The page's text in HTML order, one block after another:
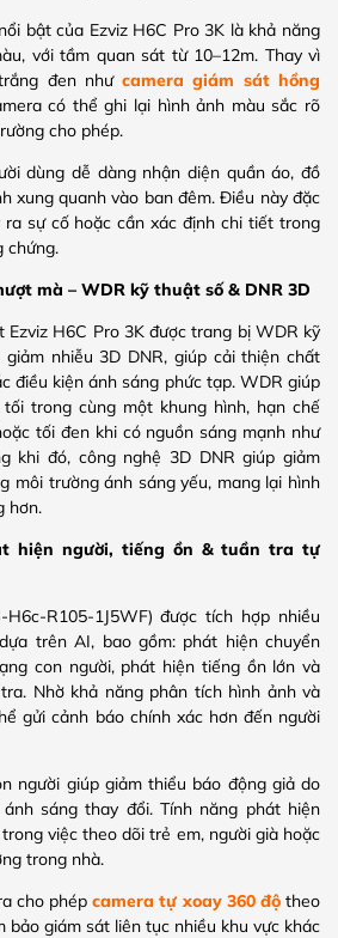
bật của Ezviz H6C Pro 3K là khả năng
với tầm quan sát từ 10–12m. Thay vì
đen nhưcamera giám sát hồng
có thể ghi lại hình ảnh màu sắc rõ
cho phép.
dùng dễ dàng nhận diện quần áo, đồ
xung quanh vào ban đêm. Điều này đặc
sự cố hoặc cần xác định chi tiết trong
chứng.
mà – WDR kỹ thuật số & DNR 3D
Ezviz H6C Pro 3K được trang bị WDR kỹ
nhiễu 3D DNR, giúp cải thiện chất
điều kiện ánh sáng phức tạp. WDR giúp
trong cùng một khung hình, hạn chế
tối đen khi có nguồn sáng mạnh như
khi đó, công nghệ 3D DNR giúp giảm
môi trường ánh sáng yếu, mang lại hình
hơn.
hiện người, tiếng ồn & tuần tra tự
H6c-R105-1J5WF) được tích hợp nhiều
trên AI, bao gồm: phát hiện chuyển
con người, phát hiện tiếng ồn lớn và
Nhờ khả năng phân tích hình ảnh và
gửi cảnh báo chính xác hơn đến người
người giúp giảm thiểu báo động giả do
sáng thay đổi. Tính năng phát hiện
việc theo dõi trẻ em, người già hoặc
trong nhà.
cho phépcamera tự xoay 360 độtheo
bảo giám sát liên tục nhiều khu vực khác